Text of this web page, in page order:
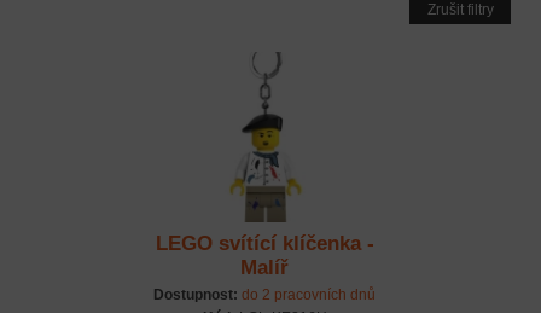
Zrušit filtry
LEGO svítící klíčenka -
Malíř
Dostupnost: do 2 pracovních dnů